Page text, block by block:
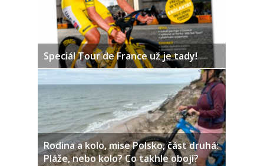
Speciál Tour de France už je tady!
Rodina a kolo, mise Polsko, část druhá:
Pláže, nebo kolo? Co takhle obojí?